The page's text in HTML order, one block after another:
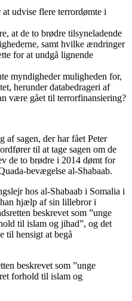
udvise flere terrordømte i
at de to brødre tilsyneladende
samt hvilke ændringer
for at undgå lignende
myndigheder muligheden for,
herunder databedrageri af
være gået til terrorfinansiering?
sagen, der har fået Peter
til at tage sagen om de
de to brødre i 2014 dømt for
bevægelse al-Shabaab.
hos al-Shabaab i Somalia i
hjælp af sin lillebror i
beskrevet som ”unge
til islam og jihad”, og det
til hensigt at begå
beskrevet som ”unge
forhold til islam og